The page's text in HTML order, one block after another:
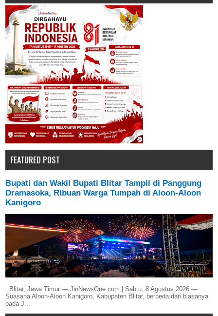
FEATURED POST
Bupati dan Wakil Bupati Blitar Tampil di Panggung
Dramasoka, Ribuan Warga Tumpah di Aloon-Aloon
Kanigoro
Blitar, Jawa Timur — JinNewsOne.com | Sabtu, 8 Agustus 2026 —
Suasana Aloon-Aloon Kanigoro, Kabupaten Blitar, berbeda dari biasanya
pada J...